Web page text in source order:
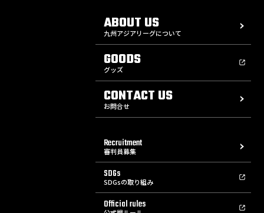
ABOUT US
九州アジアリーグについて
GOODS
グッズ
CONTACT US
お問合せ
Recruitment
審判員募集
SDGs
SDGsの取り組み
Official rules